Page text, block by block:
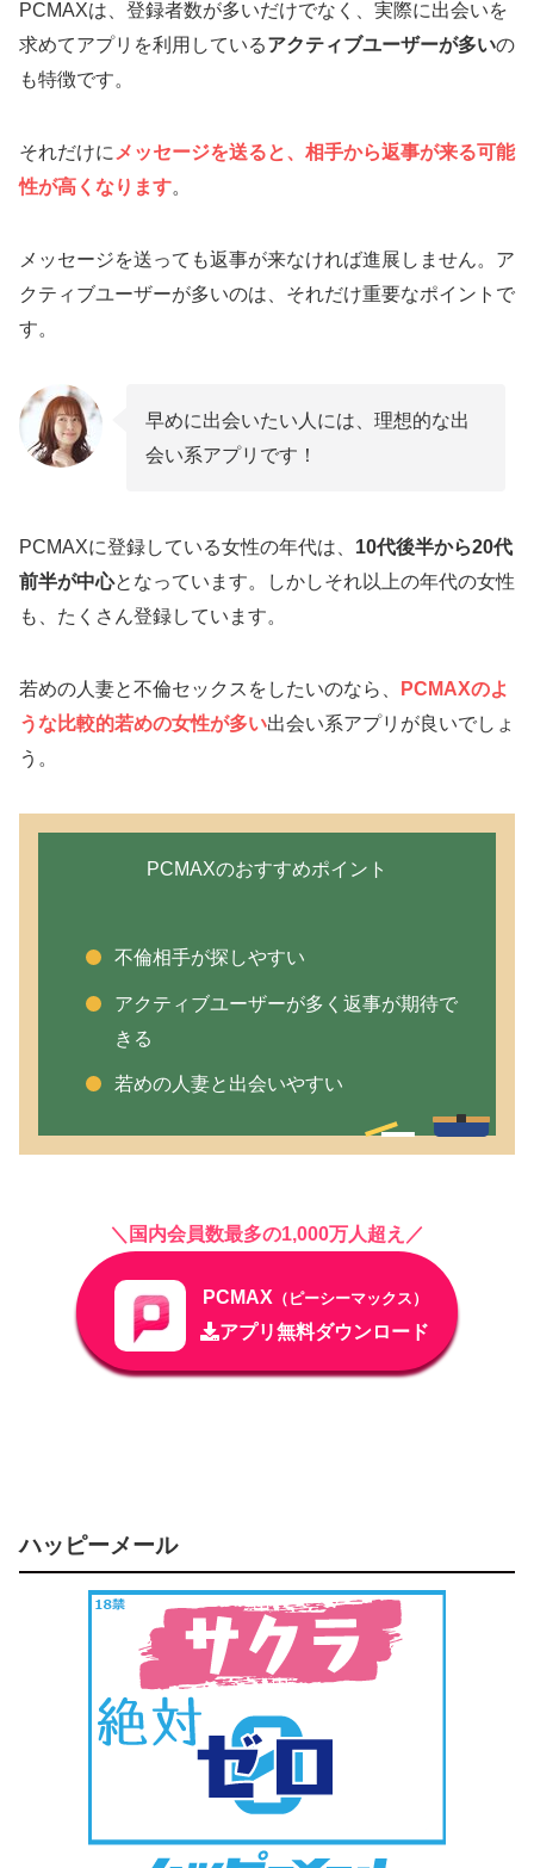
PCMAXは、登録者数が多いだけでなく、実際に出会いを
求めてアプリを利用しているアクティブユーザーが多いの
も特徴です。
それだけに メッセージを送ると、相手から返事が来る可能
性が高くなります。
メッセージを送っても返事が来なければ進展しません。ア
クティブユーザーが多いのは、それだけ重要なポイントで
す。
早めに出会いたい人には、理想的な出
会い系アプリです！
PCMAXに登録している女性の年代は、 10代後半から20代
前半が中心となっています。しかしそれ以上の年代の女性
も、たくさん登録しています。
若めの人妻と不倫セックスをしたいのなら、
PCMAXのよ
うな比較的若めの女性が多い出会い系アプリが良いでしょ
う。
PCMAXのおすすめポイント
不倫相手が探しやすい
アクティブユーザーが多く返事が期待で
きる
若めの人妻と出会いやすい
＼国内会員数最多の1,000万人超え／
PCMAX （ピーシーマックス）
アプリ無料ダウンロード
ハッピーメール